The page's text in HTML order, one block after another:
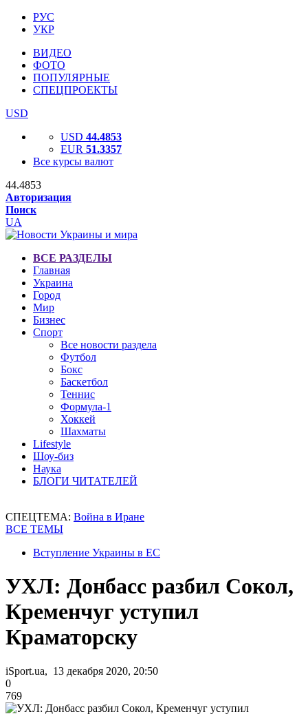
РУС
УКР
ВИДЕО
ФОТО
ПОПУЛЯРНЫЕ
СПЕЦПРОЕКТЫ
USD
USD 44.4853
EUR 51.3357
Все курсы валют
44.4853
Авторизация
Поиск
UA
ВСЕ РАЗДЕЛЫ
Главная
Украина
Город
Мир
Бизнес
Спорт
Все новости раздела
Футбол
Бокс
Баскетбол
Теннис
Формула-1
Хоккей
Шахматы
Lifestyle
Шоу-биз
Наука
БЛОГИ ЧИТАТЕЛЕЙ
СПЕЦТЕМА: Война в Иране
ВСЕ ТЕМЫ
Вступление Украины в ЕС
УХЛ: Донбасс разбил Сокол,
Кременчуг уступил
Краматорску
iSport.ua, 13 декабря 2020, 20:50
0
769